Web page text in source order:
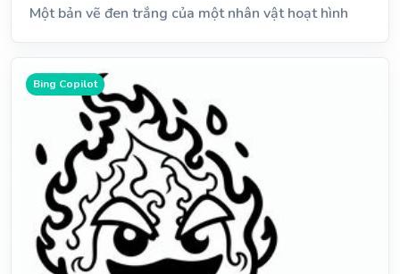
Một bản vẽ đen trắng của một nhân vật hoạt hình
Bing Copilot